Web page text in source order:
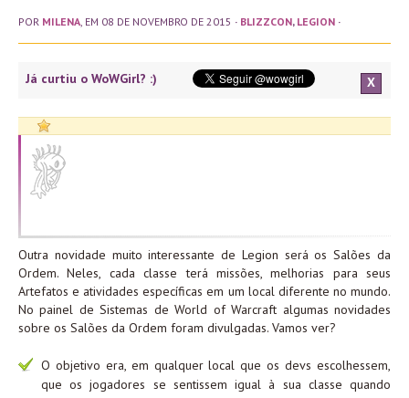
POR MILENA , EM 08 DE NOVEMBRO DE 2015 · BLIZZCON, LEGION ·
Já curtiu o WoWGirl? :) X
Outra novidade muito interessante de Legion será os Salões da
Ordem. Neles, cada classe terá missões, melhorias para seus
Artefatos e atividades específicas em um local diferente no mundo.
No painel de Sistemas de World of Warcraft algumas novidades
sobre os Salões da Ordem foram divulgadas. Vamos ver?
O objetivo era, em qualquer local que os devs escolhessem,
que os jogadores se sentissem igual à sua classe quando